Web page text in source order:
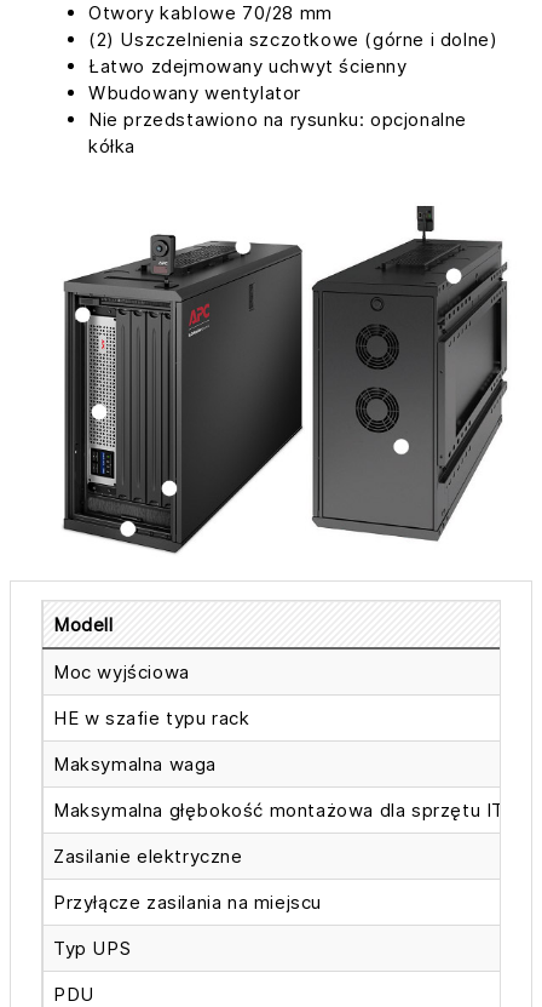
Otwory kablowe 70/28 mm
(2) Uszczelnienia szczotkowe (górne i dolne)
Łatwo zdejmowany uchwyt ścienny
Wbudowany wentylator
Nie przedstawiono na rysunku: opcjonalne
kółka
Modell
Moc wyjściowa
HE w szafie typu rack
Maksymalna waga
Maksymalna głębokość montażowa dla sprzętu IT
Zasilanie elektryczne
Przyłącze zasilania na miejscu
Typ UPS
PDU